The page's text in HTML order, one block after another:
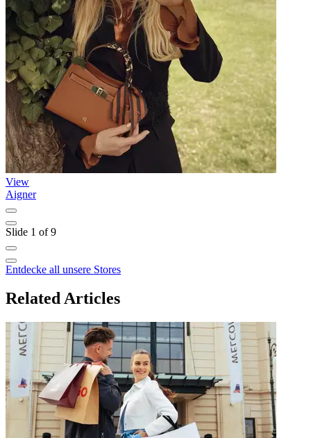
View
Aigner
Slide 1 of 9
Entdecke all unsere Stores
Related Articles